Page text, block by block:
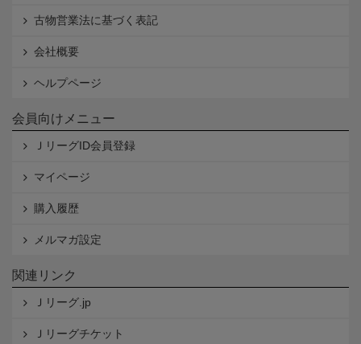
古物営業法に基づく表記
会社概要
ヘルプページ
会員向けメニュー
ＪリーグID会員登録
マイページ
購入履歴
メルマガ設定
関連リンク
Ｊリーグ.jp
Ｊリーグチケット